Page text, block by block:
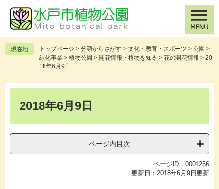
の
先
頭
ー
を
飛
現在地 トップページ > 分類からさがす > 文化・教育・スポーツ > 公園 >
緑化事業 > 植物公園 > 開花情報・植物を知る > 花の開花情報 > 20
18年6月9日
2018年6月9日
ページ内目次
ページID：0001256
更新日：2018年6月9日更新